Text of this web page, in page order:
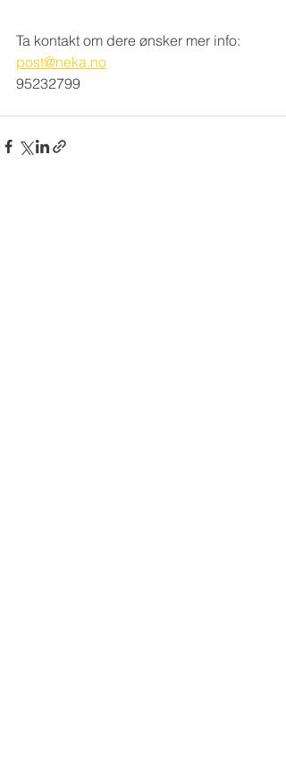
Ta kontakt om dere ønsker mer info:
post@neka.no
95232799